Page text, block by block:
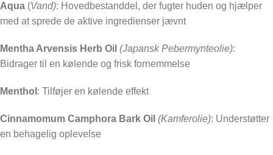
Aqua (Vand): Hovedbestanddel, der fugter huden og hjælper
med at sprede de aktive ingredienser jævnt
Mentha Arvensis Herb Oil (Japansk Pebermynteolie):
Bidrager til en kølende og frisk fornemmelse
Menthol : Tilføjer en kølende effekt
Cinnamomum Camphora Bark Oil (Kamferolie): Understøtter
en behagelig oplevelse